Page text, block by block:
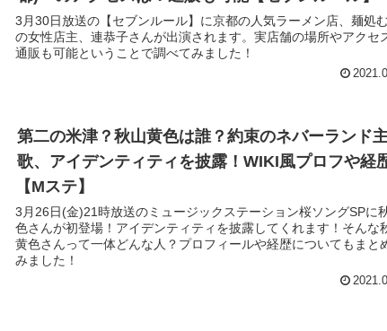
3月30日放送の【セブンルール】に京都の人気ラーメン店、麺処
の女性店主、連恭子さんが出演されます。実店舗の場所やアクセ
通販も可能ということで調べてみました！
第二の米津？秋山黄色は誰？約束のネバーランド
歌、アイデンティティを披露！WIKI風プロフや経
【Mステ】
3月26日(金)21時放送のミュージックステーション桜ソングSPに
色さんが初登場！アイデンティティを披露してくれます！そんな
黄色さんって一体どんな人？プロフィールや経歴についてもまと
みました！